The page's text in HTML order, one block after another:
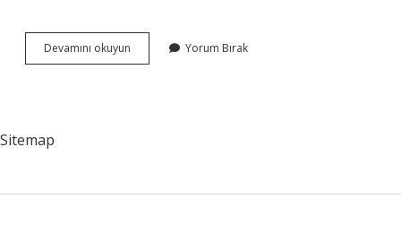
Devamını okuyun
Kahramanlık
Demek
Yorum Bırak
Sitemap